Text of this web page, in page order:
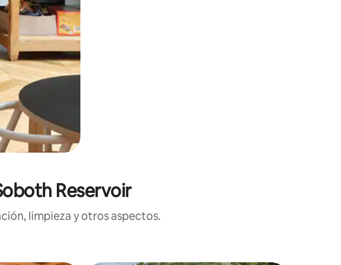
Reservoir
limpieza y otros aspectos.